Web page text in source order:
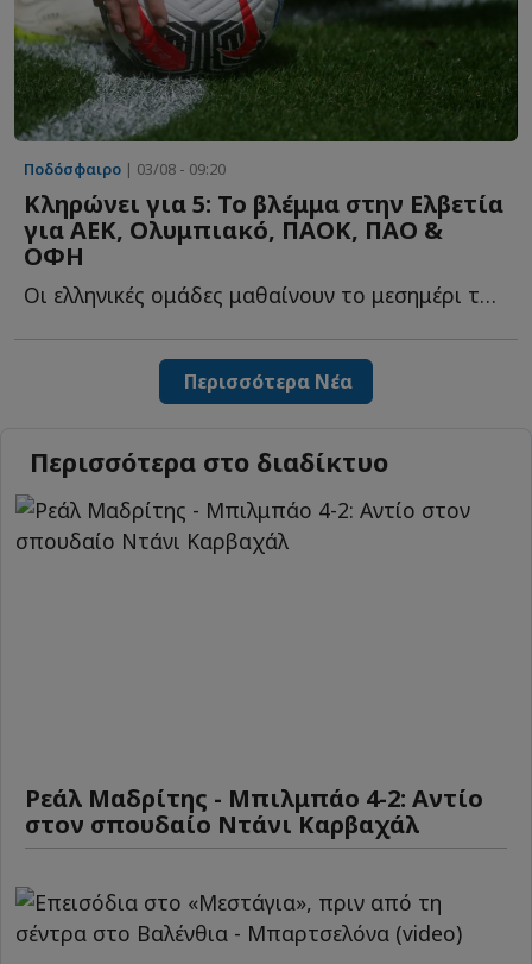
Ποδόσφαιρο | 03/08 - 09:20
Κληρώνει για 5: Το βλέμμα στην Ελβετία
για ΑΕΚ, Ολυμπιακό, ΠΑΟΚ, ΠAO &
ΟΦΗ
Οι ελληνικές ομάδες μαθαίνουν το μεσημέρι τους αντιπάλους τ...
Περισσότερα Νέα
Περισσότερα στο διαδίκτυο
Ρεάλ Μαδρίτης - Μπιλμπάο 4-2: Αντίο
στον σπουδαίο Ντάνι Καρβαχάλ